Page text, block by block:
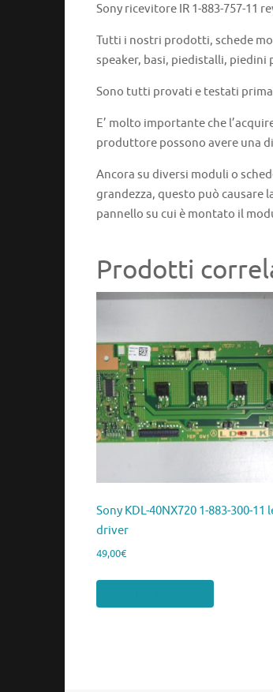
Sony ricevitore IR 1-883-757-11
Tutti i nostri prodotti, schede
speaker, basi, piedistalli, piedini
Sono tutti provati e testati
E’ molto importante che
produttore possono avere una
Ancora su diversi moduli o
grandezza, questo può causare
pannello su cui è montato il
Prodotti
Sony KDL-40NX720 1-883-300-11
driver
49,00€